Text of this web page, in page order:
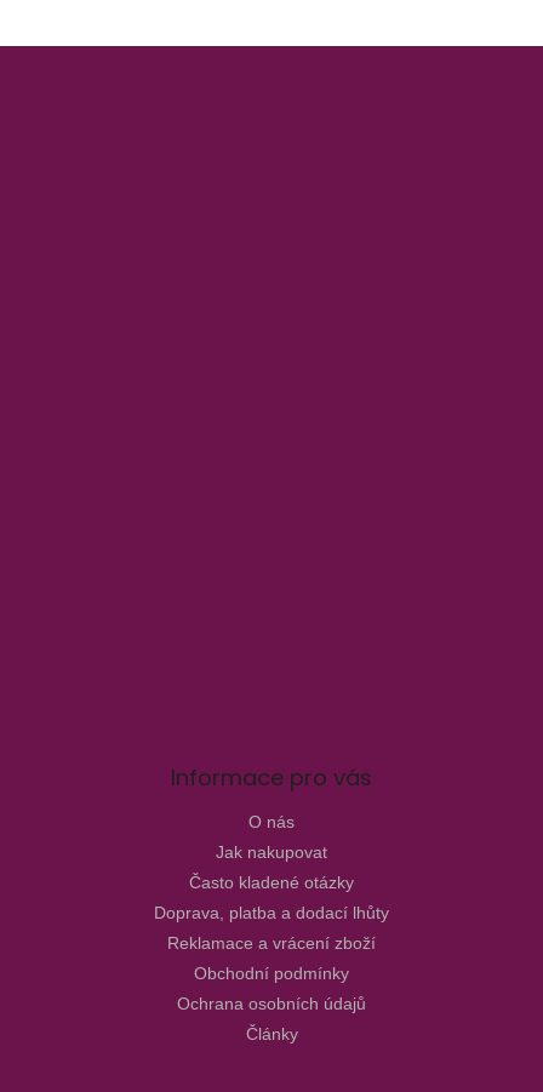
Informace pro vás
O nás
Jak nakupovat
Často kladené otázky
Doprava, platba a dodací lhůty
Reklamace a vrácení zboží
Obchodní podmínky
Ochrana osobních údajů
Články